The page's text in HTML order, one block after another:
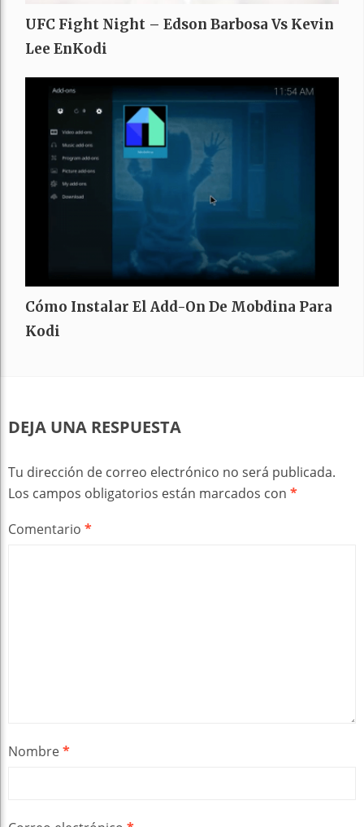
UFC Fight Night – Edson Barbosa Vs Kevin
Lee EnKodi
Cómo Instalar El Add-On De Mobdina Para
Kodi
DEJA UNA RESPUESTA
Tu dirección de correo electrónico no será publicada.
Los campos obligatorios están marcados con *
Comentario *
Nombre*